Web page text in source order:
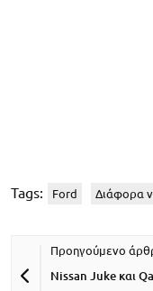
Tags: Ford Διάφορα
Nissan Juke και